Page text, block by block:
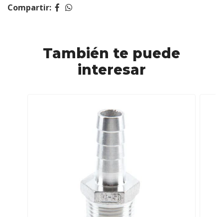
Compartir:
También te puede
interesar